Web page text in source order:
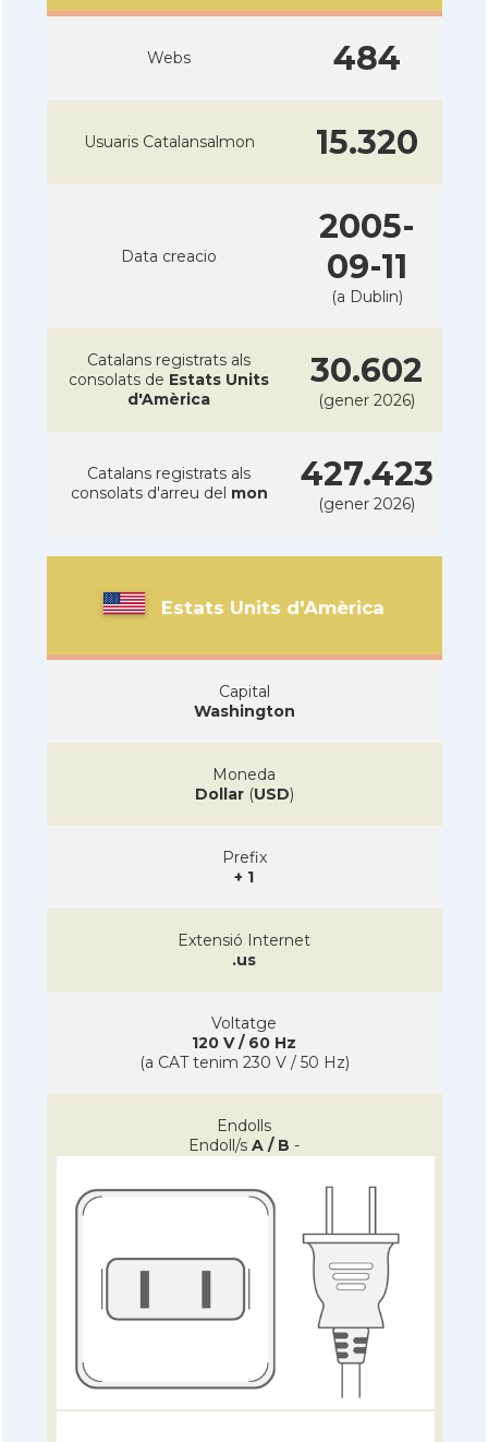
Webs 484
Usuaris Catalansalmon 15.320
Data creacio
2005-
09-11
(a Dublin)
Catalans registrats als
consolats de Estats Units
d'Amèrica
30.602
(gener 2026)
Catalans registrats als
consolats d'arreu del mon 427.423
(gener 2026)
Estats Units d'Amèrica
Capital
Washington
Moneda
Dollar(USD)
Prefix
+ 1
Extensió Internet
.us
Voltatge
120 V / 60 Hz
(a CAT tenim 230 V / 50 Hz)
Endolls
Endoll/s A / B -